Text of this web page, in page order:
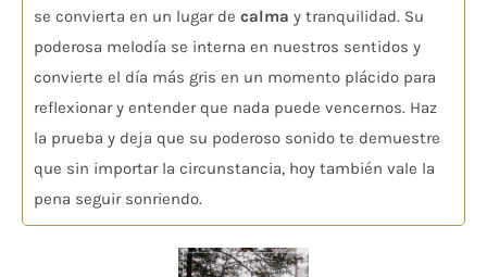
se convierta en un lugar de calma y tranquilidad. Su
poderosa melodía se interna en nuestros sentidos y
convierte el día más gris en un momento plácido para
reflexionar y entender que nada puede vencernos. Haz
la prueba y deja que su poderoso sonido te demuestre
que sin importar la circunstancia, hoy también vale la
pena seguir sonriendo.